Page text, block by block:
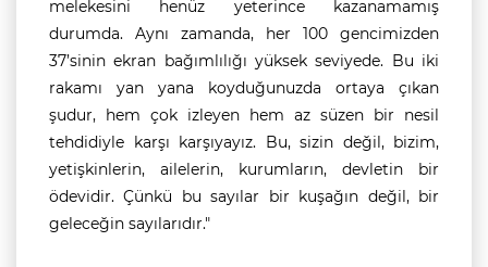
melekesini henüz yeterince kazanamamış
durumda. Aynı zamanda, her 100 gencimizden
37’sinin ekran bağımlılığı yüksek seviyede. Bu iki
rakamı yan yana koyduğunuzda ortaya çıkan
şudur, hem çok izleyen hem az süzen bir nesil
tehdidiyle karşı karşıyayız. Bu, sizin değil, bizim,
yetişkinlerin, ailelerin, kurumların, devletin bir
ödevidir. Çünkü bu sayılar bir kuşağın değil, bir
geleceğin sayılarıdır."